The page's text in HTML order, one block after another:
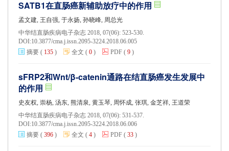
SATB1在直肠癌新辅助放疗中的作用
孟文建, 王自强, 于永扬, 孙晓峰, 周总光
中华结直肠疾病电子杂志 2018, 07(06): 523-530.
DOI:10.3877/cma.j.issn.2095-3224.2018.06.005
摘要 ( 135 ) 全文 ( 0 ) PDF ( 9 )
sFRP2和Wnt/β-catenin通路在结直肠癌发生发展中
的作用
史友权, 崇杨, 汤东, 熊清泉, 黄玉琴, 周怀成, 张琪, 金芝祥, 王道荣
中华结直肠疾病电子杂志 2018, 07(06): 531-537.
DOI:10.3877/cma.j.issn.2095-3224.2018.06.006
摘要 ( 396 ) 全文 ( 4 ) PDF ( 33 )